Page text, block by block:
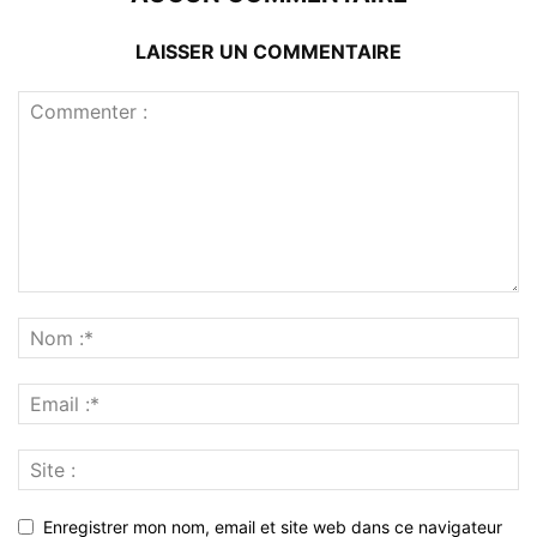
LAISSER UN COMMENTAIRE
Enregistrer mon nom, email et site web dans ce navigateur